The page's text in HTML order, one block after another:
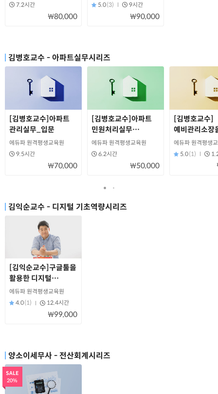
7.2시간
₩80,000
5.0(3) 9시간
₩90,000
김병호교수 - 아파트실무시리즈
[김병호교수]아파트
관리실무_입문
에듀파 원격평생교육원
9.5시간
₩70,000
[김병호교수]아파트
민원처리실무
(주택관리업자/
사업자선정편)
에듀파 원격평생교육원
6.2시간
₩50,000
[김병호교수]
예비관리소장
취업 가이드
에듀파 원격평생
5.0(1)
김익순교수 - 디지털 기초역량시리즈
[김익순교수]구글툴을
활용한 디지털
리터러시 스킬업
에듀파 원격평생교육원
4.0(1) 12.4시간
₩99,000
양소이세무사 - 전산회계시리즈
SALE
20%